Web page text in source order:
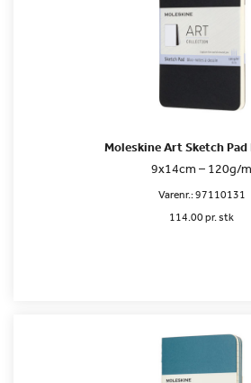
Moleskine Art Sketch Pad
9x14cm – 120g/m
Varenr.:97110131
114.00 pr. stk